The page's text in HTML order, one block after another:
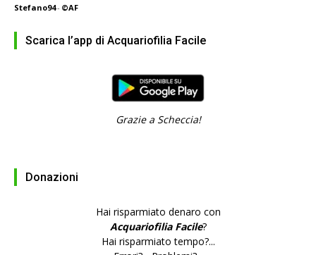
Stefano94- ©AF
Scarica l’app di Acquariofilia Facile
Grazie a Scheccia!
Donazioni
Hai risparmiato denaro con
Acquariofilia Facile?
Hai risparmiato tempo?...